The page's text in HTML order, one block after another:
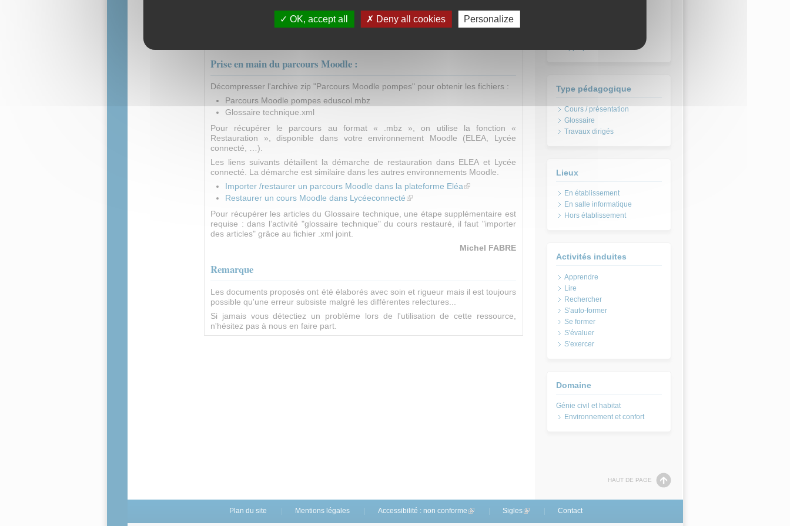
Des activités sont proposées avec un niveau d’autonomie ajustable (aide
disponible, activités d’approfondissement).
Une évaluation intermédiaire (différenciée) et une évaluation finale sont
Prise en main du parcours Moodle :
Décompresser l'archive zip "Parcours Moodle pompes" pour obtenir les fichiers :
Parcours Moodle pompes eduscol.mbz
Glossaire technique.xml
Pour récupérer le parcours au format « .mbz », on utilise la fonction «
Restauration », disponible dans votre environnement Moodle (ELEA, Lycée
connecté, …).
Les liens suivants détaillent la démarche de restauration dans ELEA et Lycée
connecté. La démarche est similaire dans les autres environnements Moodle.
Importer /restaurer un parcours Moodle dans la plateforme Eléa(link is external)
Restaurer un cours Moodle dans Lycéeconnecté(link is external)
Pour récupérer les articles du Glossaire technique, une étape supplémentaire est
requise : dans l’activité "glossaire technique" du cours restauré, il faut "importer
des articles" grâce au fichier .xml joint.
Michel FABRE
Remarque
Les documents proposés ont été élaborés avec soin et rigueur mais il est toujours
possible qu'une erreur subsiste malgré les différentes relectures...
Si jamais vous détectiez un problème lors de l'utilisation de cette ressource,
n'hésitez pas à nous en faire part.
Type pédagogique
Cours / présentation
Glossaire
Travaux dirigés
Lieux
En établissement
En salle informatique
Hors établissement
Activités induites
Apprendre
Lire
Rechercher
S'auto-former
Se former
S'évaluer
S'exercer
Domaine
Environnement et confort
HAUT DE PAGE
Plan du site Mentions légales Accessibilité : non conforme (link is external)
Sigles(link is external)
Contact
OK, accept all Deny all cookies Personalize